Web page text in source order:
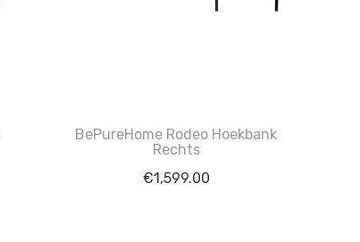
BePureHome Rodeo Hoekbank
Rechts
€1,599.00